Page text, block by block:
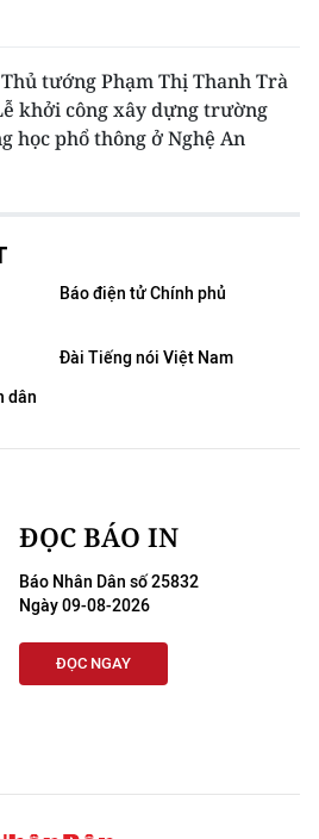
tướng Phạm Thị Thanh Trà
khởi công xây dựng trường
học phổ thông ở Nghệ An
Báo điện tử Chính phủ
Đài Tiếng nói Việt Nam
dân
ĐỌC BÁO IN
Báo Nhân Dân số 25832
Ngày 09-08-2026
ĐỌC NGAY